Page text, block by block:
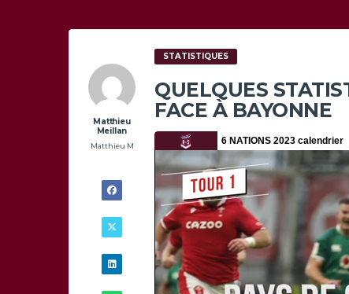
Matthieu
Meillan
Matthieu M
STATISTIQUES
QUELQUES
FACE À BAYONNE